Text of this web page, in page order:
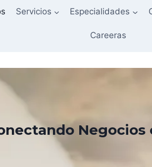
Servicios Especialidades
Careeras